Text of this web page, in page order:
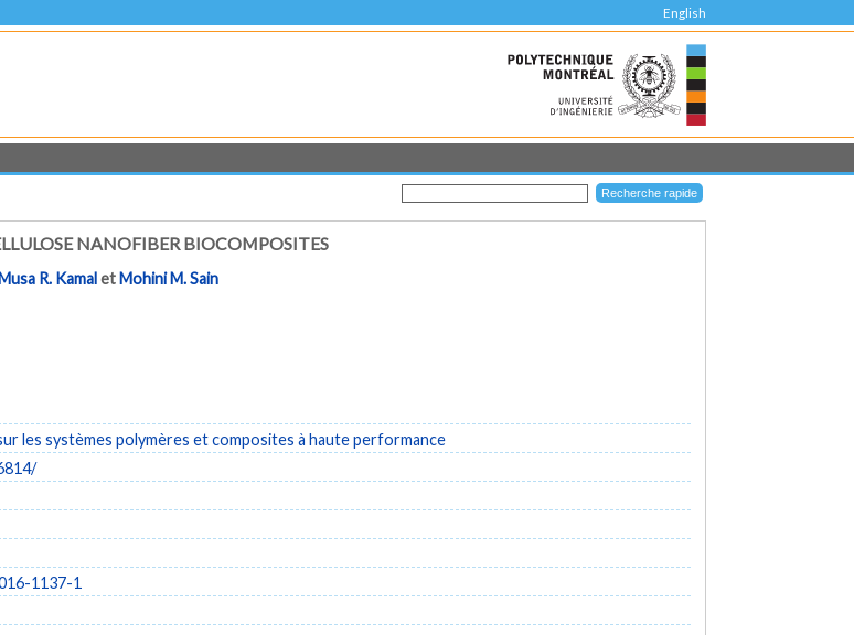
English
NANOFIBER BIOCOMPOSITES
R. KamaletMohini M. Sain
les systèmes polymères et composites à haute performance
1137-1